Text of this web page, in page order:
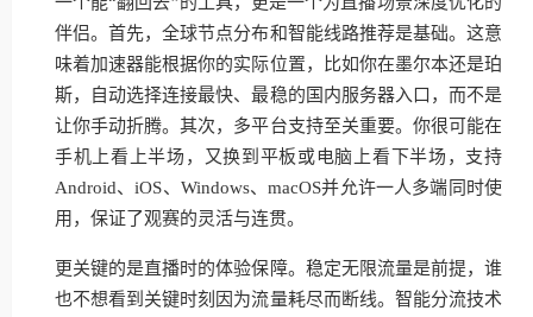
伴侣。首先，全球节点分布和智能线路推荐是基础。这意
味着加速器能根据你的实际位置，比如你在墨尔本还是珀
斯，自动选择连接最快、最稳的国内服务器入口，而不是
让你手动折腾。其次，多平台支持至关重要。你很可能在
手机上看上半场，又换到平板或电脑上看下半场，支持
Android、iOS、Windows、macOS并允许一人多端同时使
用，保证了观赛的灵活与连贯。
更关键的是直播时的体验保障。稳定无限流量是前提，谁
也不想看到关键时刻因为流量耗尽而断线。智能分流技术